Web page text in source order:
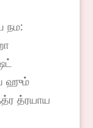
நம:
ஹும்
த்ரயாய